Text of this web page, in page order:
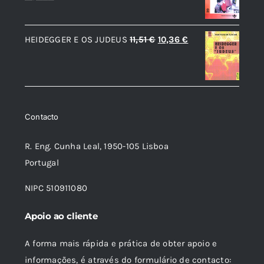
original
era:
atual
é:
HEIDEGGER E OS JUDEUS 11,51€ O
era:
10,36€
preço
atual
é:
Contacto
R. Eng. Cunha Leal, 1950-105 Lisboa
Portugal
NIPC 510911080
Apoio ao cliente
A forma mais rápida e prática de obter apoio e
informações, é através do formulário de contacto: